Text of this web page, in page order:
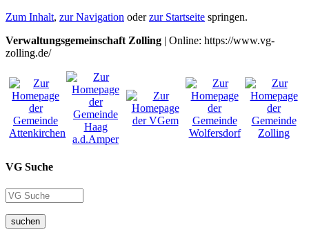
Zum Inhalt, zur Navigation oderzur Startseite springen.
Verwaltungsgemeinschaft Zolling | Online: https://www.vg-
zolling.de/
VG Suche
suchen